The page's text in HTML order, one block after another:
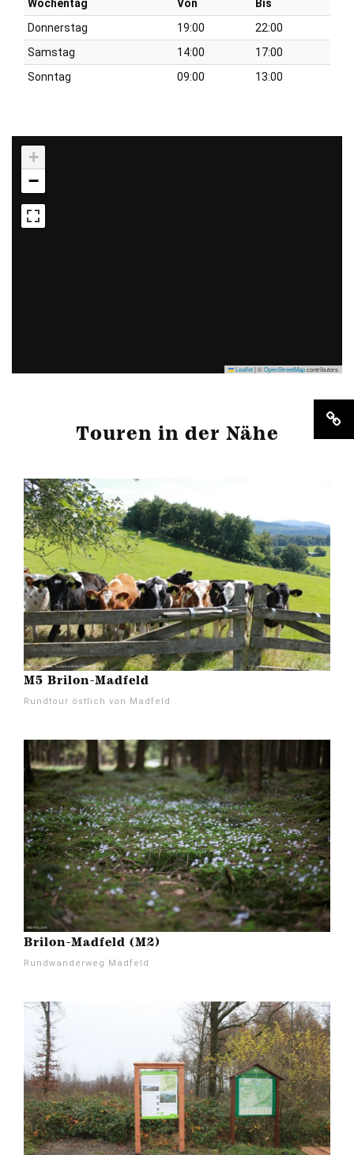
Wochentag Von
Bis
Donnerstag
19:00
22:00
Samstag
14:00
17:00
Sonntag
09:00 13:00
+
−
Leaflet|©OpenStreetMapcontributors
Touren in der Nähe
M5 Brilon-Madfeld
Rundtour östlich von Madfeld
Brilon-Madfeld (M2)
Rundwanderweg Madfeld